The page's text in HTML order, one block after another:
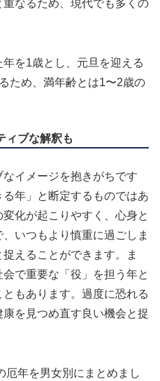
なるため、現代でも多くの
を1歳とし、元旦を迎える
ため、満年齢とは1〜2歳の
ィブな解釈も
なイメージを抱きがちです
年」と断定するものではあ
化が起こりやすく、心身と
いつもより慎重に過ごしま
えることができます。ま
で重要な「役」を担う年と
もあります。過度に恐れる
を見つめ直す良い機会と捉
厄年を男女別にまとめまし